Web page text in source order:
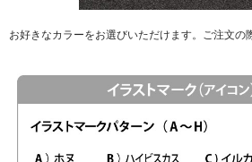
お好きなカラーをお選びいただけます。ご注文の